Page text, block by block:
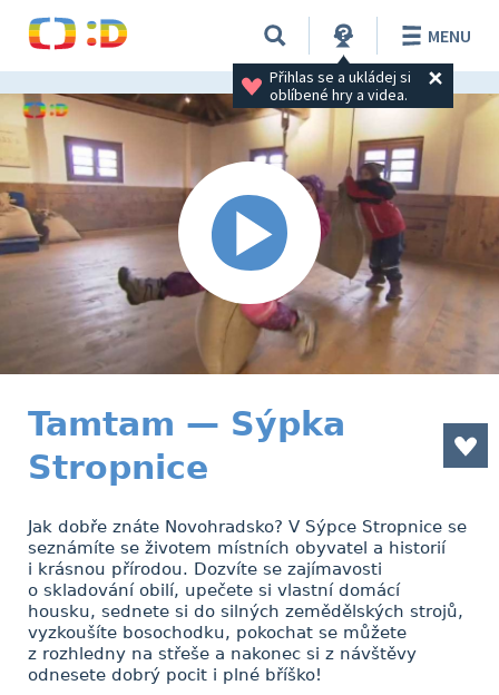
Přihlas se a ukládej si
oblíbené hry a videa.
MENU
Tamtam — Sýpka
Stropnice
Jak dobře znáte Novohradsko? V Sýpce Stropnice se
seznámíte se životem místních obyvatel a historií
i krásnou přírodou. Dozvíte se zajímavosti
o skladování obilí, upečete si vlastní domácí
housku, sednete si do silných zemědělských strojů,
vyzkoušíte bosochodku, pokochat se můžete
z rozhledny na střeše a nakonec si z návštěvy
odnesete dobrý pocit i plné bříško!